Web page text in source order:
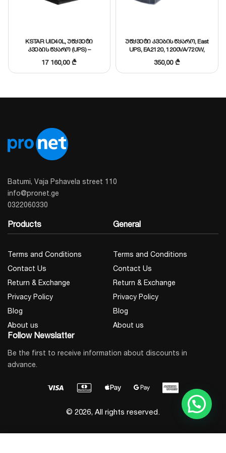
KSTAR UID40L, უწყვეტი
კვების წყარო (UPS) –
40KVA/36KW ინდუსტრიული/
ტრანსფორმატორიანი UPS
3:3
17 160,00₾
უწყვეტი კვების წყარო, East
UPS, EA2120, 1200VA/720W,
2x12V7Ah
350,00₾
Batumi, Vaja Pshavela street 110
info@pronet.ge
0322060330
Products
Terms and Conditions
Contact Us
Return & Exchange
Privacy Policy
Blog
About us
General
Terms and Conditions
Contact Us
Return & Exchange
Privacy Policy
Blog
About us
Follow Newslatter
Be the first to receive information about discounts in
advance.
© 2026, All rights reserved.